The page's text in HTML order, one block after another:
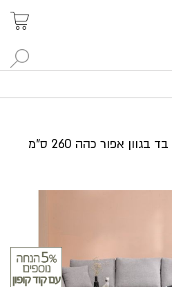
ספה פינתית תלת מושבית בד בגוון אפור כהה 260 ס"מ